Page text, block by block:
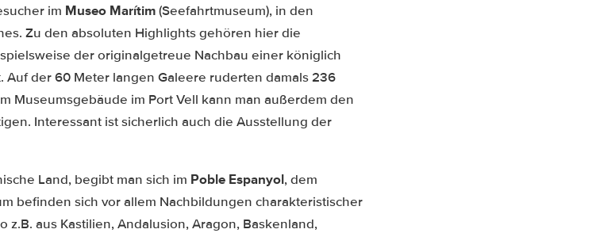
im Museo Marítim(Seefahrtmuseum), in den
Zu den absoluten Highlights gehören hier die
der originalgetreue Nachbau einer königlich
Auf der 60 Meter langen Galeere ruderten damals 236
Museumsgebäude im Port Vell kann man außerdem den
Interessant ist sicherlich auch die Ausstellung der
Land, begibt man sich im Poble Espanyol, dem
befinden sich vor allem Nachbildungen charakteristischer
z.B. aus Kastilien, Andalusion, Aragon, Baskenland,